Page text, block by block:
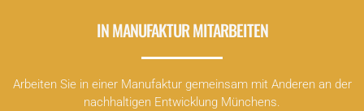
IN MANUFAKTUR MITARBEITEN
Arbeiten Sie in einer Manufaktur gemeinsam mit Anderen an der
nachhaltigen Entwicklung Münchens.